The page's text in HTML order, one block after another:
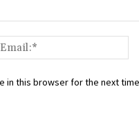
in this browser for the next